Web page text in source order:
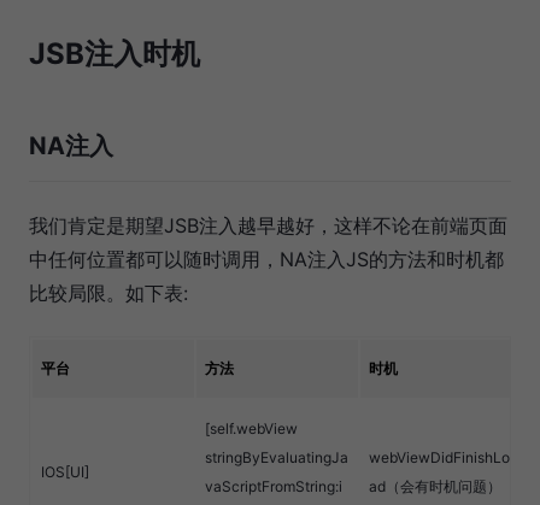
JSB注入时机
NA注入
我们肯定是期望JSB注入越早越好，这样不论在前端页面
中任何位置都可以随时调用，NA注入JS的方法和时机都
比较局限。如下表:
平台 方法 时机
IOS[UI]
[self.webView
stringByEvaluatingJa
vaScriptFromString:i
webViewDidFinishLo
ad（会有时机问题）